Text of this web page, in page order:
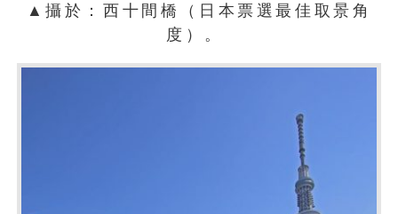
▲攝於：西十間橋（日本票選最佳取景角
度）。